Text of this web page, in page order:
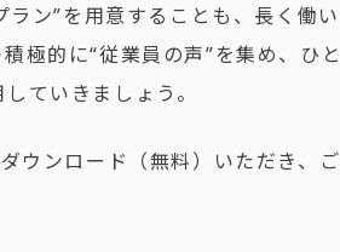
ン”を用意することも、長く働い
極的に“従業員の声”を集め、ひと
ていきましょう。
ウンロード（無料）いただき、ご